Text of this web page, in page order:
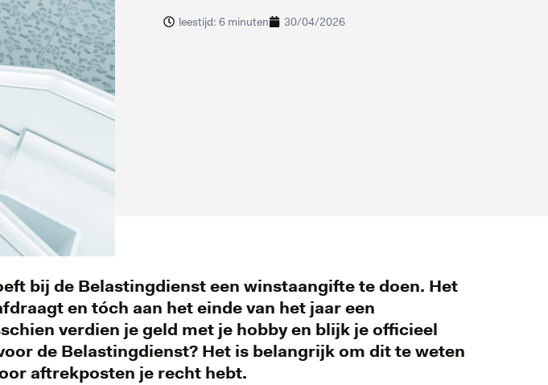
leestijd: 6 minuten 30/04/2026
bij de Belastingdienst een winstaangifte te doen. Het
en tóch aan het einde van het jaar een
verdien je geld met je hobby en blijk je officieel
de Belastingdienst? Het is belangrijk om dit te weten
aftrekposten je recht hebt.